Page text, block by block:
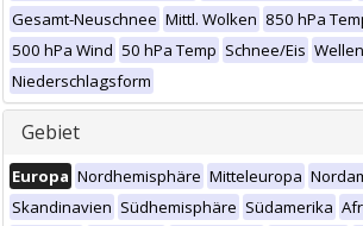
Gesamt-Neuschnee Mittl. Wolken 850 hPa
500 hPa Wind 50 hPa Temp Schnee/Eis
Niederschlagsform
Gebiet
Europa Nordhemisphäre Mitteleuropa
Skandinavien Südhemisphäre Südamerika